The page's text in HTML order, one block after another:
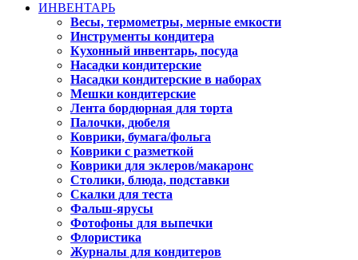
ИНВЕНТАРЬ
Весы, термометры, мерные емкости
Инструменты кондитера
Кухонный инвентарь, посуда
Насадки кондитерские
Насадки кондитерские в наборах
Мешки кондитерские
Лента бордюрная для торта
Палочки, дюбеля
Коврики, бумага/фольга
Коврики с разметкой
Коврики для эклеров/макаронс
Столики, блюда, подставки
Скалки для теста
Фальш-ярусы
Фотофоны для выпечки
Флористика
Журналы для кондитеров